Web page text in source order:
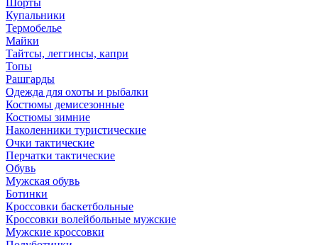
Шорты
Купальники
Термобелье
Майки
Тайтсы, леггинсы, капри
Топы
Рашгарды
Одежда для охоты и рыбалки
Костюмы демисезонные
Костюмы зимние
Наколенники туристические
Очки тактические
Перчатки тактические
Обувь
Мужская обувь
Ботинки
Кроссовки баскетбольные
Кроссовки волейбольные мужские
Мужские кроссовки